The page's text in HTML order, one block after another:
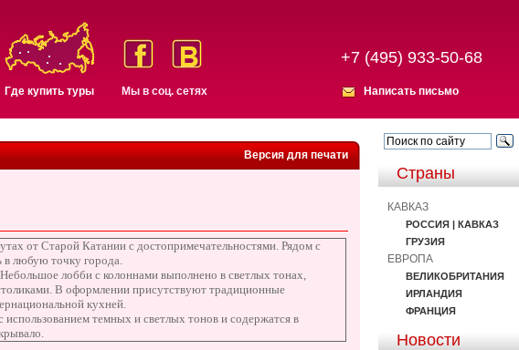
Где купить туры Мы в соц. сетях
+7 (495) 933-50-68
Написать письмо
Версия для печати
от Старой Катании с достопримечательностями. Рядом с
в любую точку города.
лобби с колоннами выполнено в светлых тонах,
В оформлении присутствуют традиционные
кухней.
темных и светлых тонов и содержатся в
Страны
КАВКАЗ
РОССИЯ | КАВКАЗ
ГРУЗИЯ
ЕВРОПА
ВЕЛИКОБРИТАНИЯ
ИРЛАНДИЯ
ФРАНЦИЯ
Новости